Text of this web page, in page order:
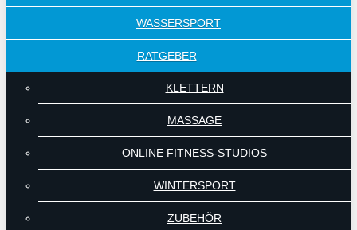
WASSERSPORT
RATGEBER
KLETTERN
MASSAGE
ONLINE FITNESS-STUDIOS
WINTERSPORT
ZUBEHÖR